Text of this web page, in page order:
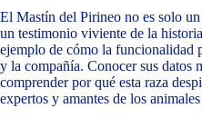
El Mastín del Pirineo no es solo
un testimonio viviente de la
ejemplo de cómo la funcionalidad
y la compañía. Conocer sus datos
comprender por qué esta raza
expertos y amantes de los